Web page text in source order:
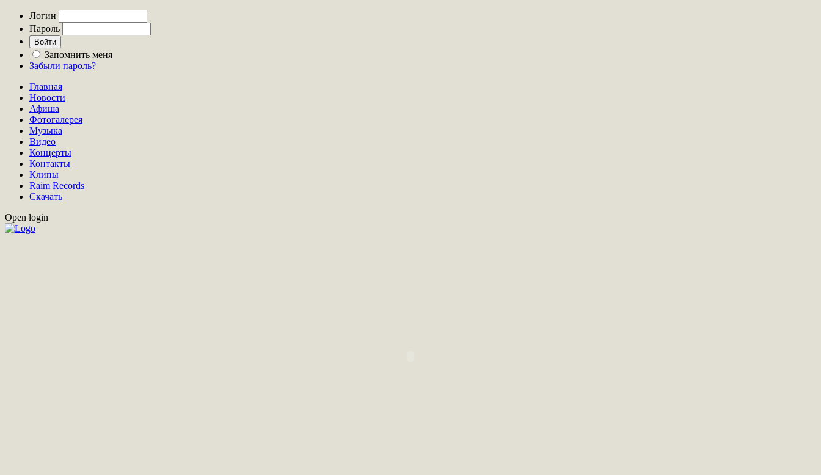
Логин
Пароль
Запомнить меня
Забыли пароль?
Главная
Новости
Афиша
Фотогалерея
Музыка
Видео
Концерты
Контакты
Клипы
Raim Records
Скачать
Open login